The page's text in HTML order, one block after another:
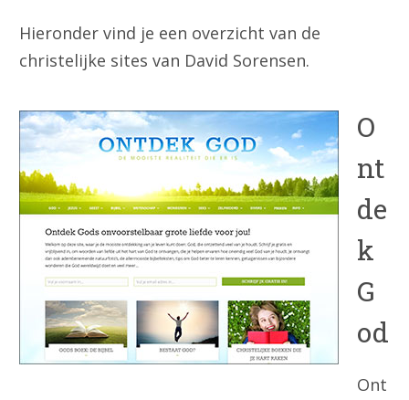
Hieronder vind je een overzicht van de
christelijke sites van David Sorensen.
O
nt
de
k
G
od
Ont